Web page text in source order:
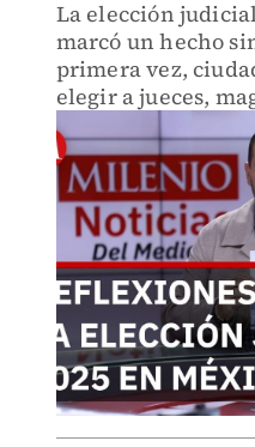
La elección
marcó un hecho
primera vez,
elegir a jueces,
de la Suprema Corte. En
analista político
este ejercicio